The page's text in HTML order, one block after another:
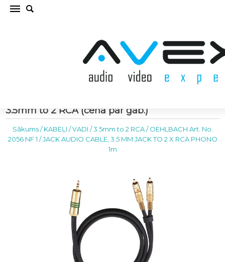
OEHLBACH Art. No. 2056 NF 1 / JACK AUDIO
3.5mm to 2 RCA (cena par gab.)
Sākums/KABEĻI / VADI /3.5mm to 2 RCA/OEHLBACH Art. No.
2056 NF 1 / JACK AUDIO CABLE, 3.5 MM JACK TO 2 X RCA PHONO
1m